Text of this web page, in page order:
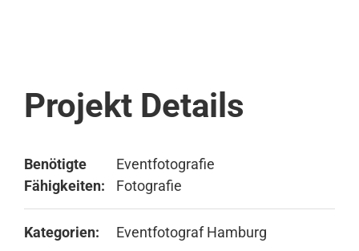
Projekt Details
Benötigte
Fähigkeiten:
Eventfotografie
Fotografie
Kategorien: Eventfotograf Hamburg